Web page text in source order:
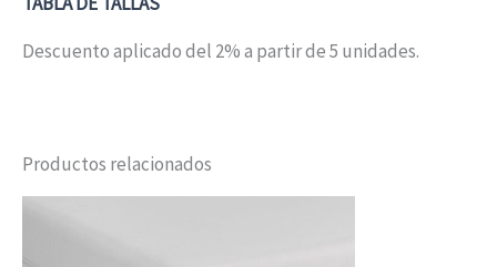
Descuento aplicado del 2% a partir de 5 unidades.
Productos relacionados